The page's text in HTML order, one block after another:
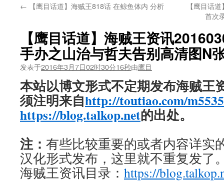
文← 【鹰目话道】海贼王818话 在鲸鱼体内 分析
【鹰目话
首次
【鹰目话道】海贼王资讯
手办之山治与哲夫告别高清图N
发表于2016年3月7日02时30分16秒由鹰目
本站以博文形式不定期发布海贼王
须注明来自http://toutiao.com/
https://blog.talkop.net的出处。
注： 有些比较重要的或者内容详实
汉化形式发布，这里就不重复发了
海贼王资讯目录： https://